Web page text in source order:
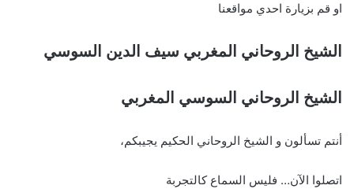
او قم بزيارة احدي مواقعنا
الشيخ الروحاني المغربي سيف الدين السوسي
الشيخ الروحاني السوسي المغربي
أنتم تسألون و الشيخ الروحاني الحكيم يجيبكم،
اتصلوا الآن… فليس السماع كالتجربة